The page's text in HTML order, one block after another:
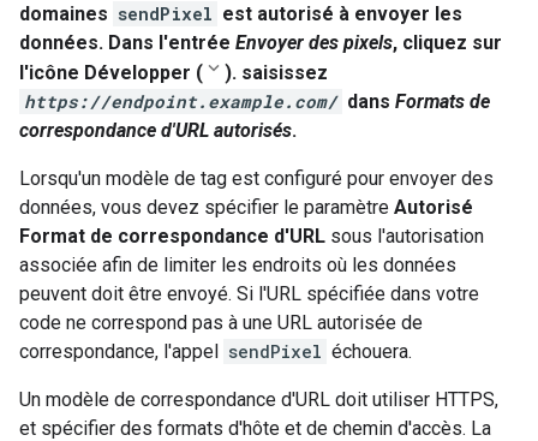
domaines sendPixel est autorisé à envoyer les
données. Dans l'entrée Envoyer des pixels, cliquez sur
l'icône Développer (
). saisissez
https://endpoint.example.com/ dans Formats de
correspondance d'URL autorisés.
Lorsqu'un modèle de tag est configuré pour envoyer des
données, vous devez spécifier le paramètre Autorisé
Format de correspondance d'URL sous l'autorisation
associée afin de limiter les endroits où les données
peuvent doit être envoyé. Si l'URL spécifiée dans votre
code ne correspond pas à une URL autorisée de
correspondance, l'appel sendPixel échouera.
Un modèle de correspondance d'URL doit utiliser HTTPS,
et spécifier des formats d'hôte et de chemin d'accès. La